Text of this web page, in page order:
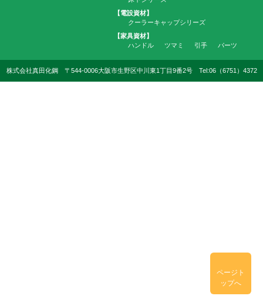
ページト
ップへ
【電設資材】
クーラーキャップシリーズ
【家具資材】
ハンドル
ツマミ 引手 パーツ
株式会社真田化鋼 〒544-0006大阪市生野区中川東1丁目9番2号 Tel:06（6751）4372